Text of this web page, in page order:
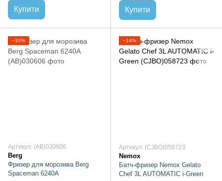
Купити Купити
−10%
Артикул: (AB)030606
Berg
Фризер для морозива Berg
Spaceman 6240A
−14%
Артикул: (CJBO)058723
Nemox
Батч-фризер Nemox Gelato
Chef 3L AUTOMATIC i-Green